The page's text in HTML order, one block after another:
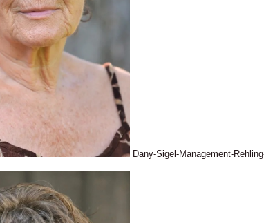
Dany-Sigel-Management-